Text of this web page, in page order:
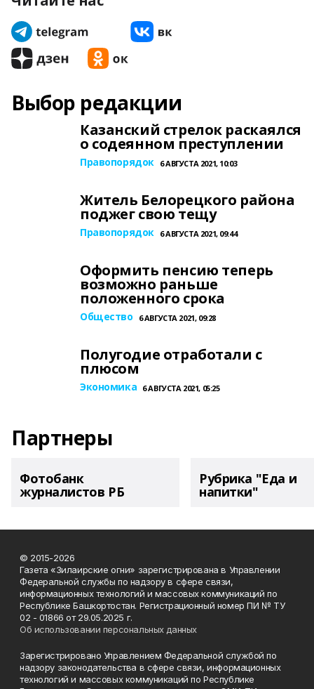
Выбор редакции
Казанский стрелок раскаялся
о содеянном преступлении
Правопорядок 6 АВГУСТА 2021, 10:03
Житель Белорецкого района
поджег свою тещу
Правопорядок 6 АВГУСТА 2021, 09:44
Оформить пенсию теперь
возможно раньше
положенного срока
Общество 6 АВГУСТА 2021, 09:28
Полугодие отработали с
плюсом
Экономика 6 АВГУСТА 2021, 05:25
Партнеры
Фотобанк
журналистов РБ
Рубрика "Еда и
напитки"
© 2015-2026
Газета «Зилаирские огни» зарегистрирована в Управлении
Федеральной службы по надзору в сфере связи,
информационных технологий и массовых коммуникаций по
Республике Башкортостан. Регистрационный номер ПИ № ТУ
02 - 01866 от 29.05.2025 г.
Об использовании персональных данных
Зарегистрировано Управлением Федеральной службой по
надзору законодательства в сфере связи, информационных
технологий и массовых коммуникаций по Республике